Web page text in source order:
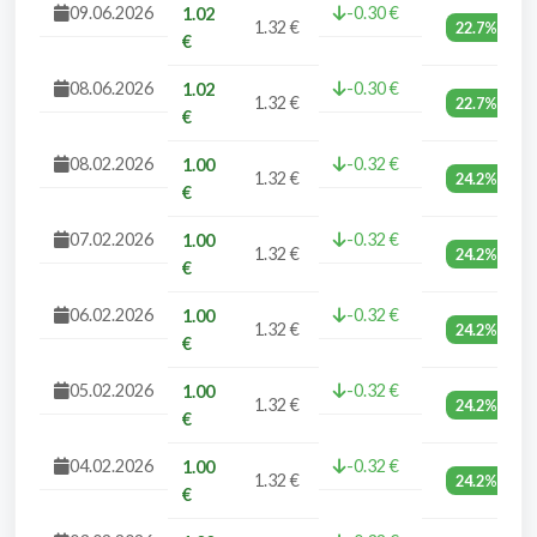
09.06.2026
1.02
€
1.32 €
-0.30 €
22.7%
08.06.2026
1.02
€
1.32 €
-0.30 €
22.7%
08.02.2026
1.00
€
1.32 €
-0.32 €
24.2%
07.02.2026
1.00
€
1.32 €
-0.32 €
24.2%
06.02.2026
1.00
€
1.32 €
-0.32 €
24.2%
05.02.2026
1.00
€
1.32 €
-0.32 €
24.2%
04.02.2026
1.00
€
1.32 €
-0.32 €
24.2%